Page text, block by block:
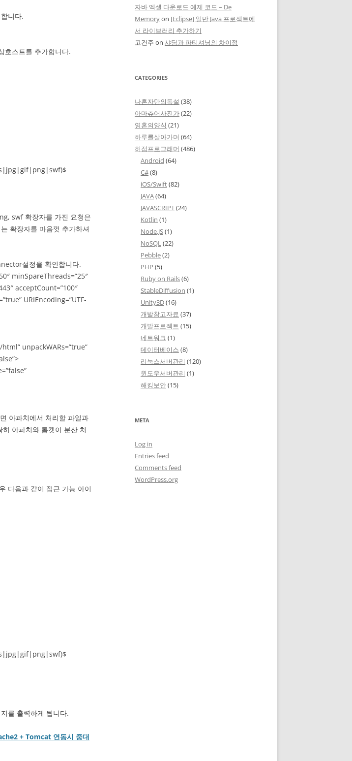
니다.
스트를 추가합니다.
swf 확장자를 가진 요청은
확장자를 마음껏 추가하셔
설정을 확인합니다.
minSpareThreads=”25″
acceptCount=”100″
URIEncoding=”UTF-
unpackWARs=”true”
아파치에서 처리할 파일과
아파치와 톰캣이 분산 처
다음과 같이 접근 가능 아이
를 출력하게 됩니다.
+ Tomcat 연동시 중대
자바 엑셀 다운로드 예제 코드 – De
Memoryon [Eclipse] 일반 Java 프로젝트에
서 라이브러리 추가하기
고건주 on 샤딩과 파티셔닝의 차이점
CATEGORIES
나혼자만의독설 (38)
아마츄어사진가(22)
영혼의양식 (21)
하루를살아가며 (64)
허접프로그래머 (486)
Android (64)
C#(8)
iOS/Swift(82)
JAVA(64)
JAVASCRIPT(24)
Kotlin (1)
Node.JS(1)
NoSQL(22)
Pebble(2)
PHP (5)
Ruby on Rails(6)
StableDiffusion (1)
Unity3D(16)
개발참고자료 (37)
개발프로젝트 (15)
네트워크 (1)
데이터베이스 (8)
리눅스서버관리 (120)
윈도우서버관리 (1)
해킹보안(15)
META
Log in
Entries feed
Comments feed
WordPress.org